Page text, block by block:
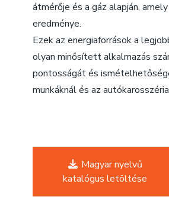
átmérője és a gáz alapján,
eredménye.
Ezek az energiaforrások a
olyan minősített alkalmazás
pontosságát és
munkáknál és az
Magyar nyelvű
katalógus letöltése